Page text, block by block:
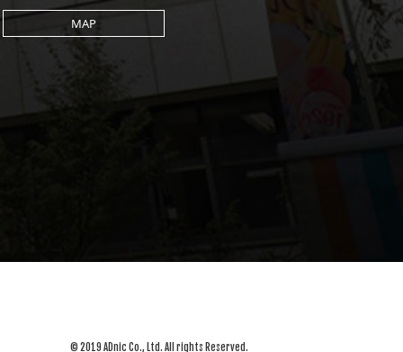
MAP
© 2019 ADnic Co., Ltd. All rights Reserved.